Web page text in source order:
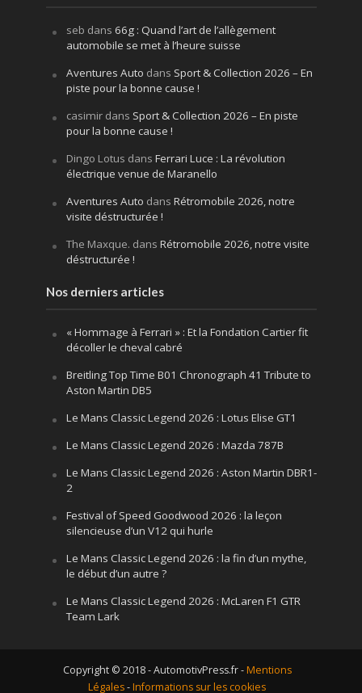
seb dans 66g : Quand l’art de l’allègement
automobile se met à l’heure suisse
Aventures Auto dans Sport & Collection 2026 – En
piste pour la bonne cause !
casimirdans Sport & Collection 2026 – En piste
pour la bonne cause !
Dingo Lotus dans Ferrari Luce : La révolution
électrique venue de Maranello
Aventures Auto dans Rétromobile 2026, notre
visite déstructurée !
The Maxque. dans Rétromobile 2026, notre visite
déstructurée !
Nos derniers articles
« Hommage à Ferrari » : Et la Fondation Cartier fit
décoller le cheval cabré
Breitling Top Time B01 Chronograph 41 Tribute to
Aston Martin DB5
Le Mans Classic Legend 2026 : Lotus Elise GT1
Le Mans Classic Legend 2026 : Mazda 787B
Le Mans Classic Legend 2026 : Aston Martin DBR1-
2
Festival of Speed Goodwood 2026 : la leçon
silencieuse d’un V12 qui hurle
Le Mans Classic Legend 2026 : la fin d’un mythe,
le début d’un autre ?
Le Mans Classic Legend 2026 : McLaren F1 GTR
Team Lark
Copyright © 2018 - AutomotivPress.fr -Mentions
Légales-Informations sur les cookies